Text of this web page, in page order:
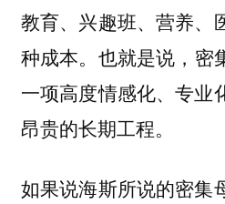
教育、兴趣班、营养、
种成本。也就是说， 密
一项高度情感化、专业
昂贵的长期工程。
如果说海斯所说的密集